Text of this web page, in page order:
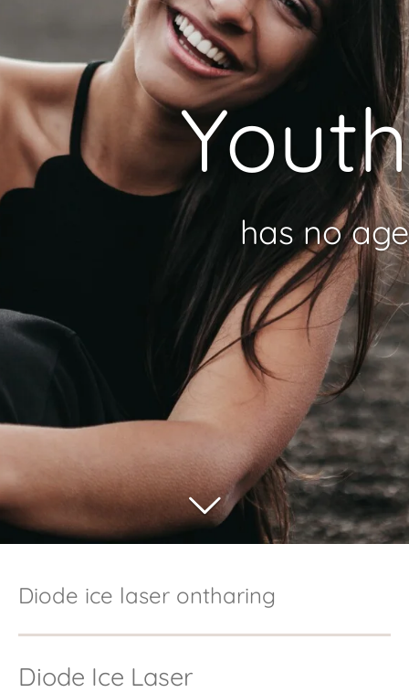
Youth
has no age
Diode ice laser ontharing
Diode Ice Laser